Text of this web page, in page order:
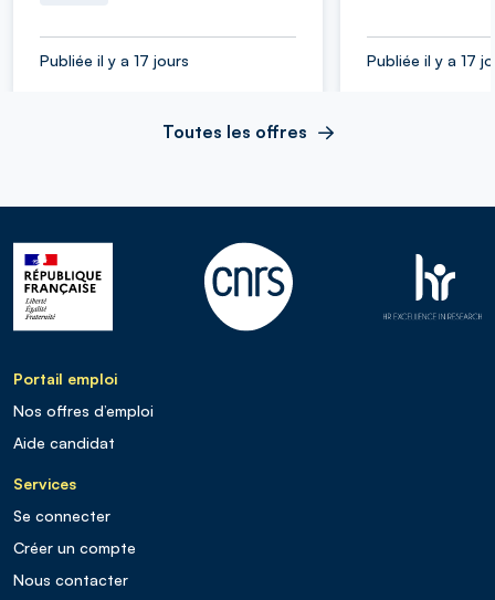
Publiée il y a 17 jours Publiée il y a 17
Toutes les offres
Portail emploi
Nos offres d’emploi
Aide candidat
Services
Se connecter
Créer un compte
Nous contacter